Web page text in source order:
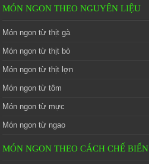
MÓN NGON THEO NGUYÊN LIỆU
Món ngon từ thịt gà
Món ngon từ thịt bò
Món ngon từ thịt lợn
Món ngon từ tôm
Món ngon từ mực
Món ngon từ ngao
MÓN NGON THEO CÁCH CHẾ BIẾN